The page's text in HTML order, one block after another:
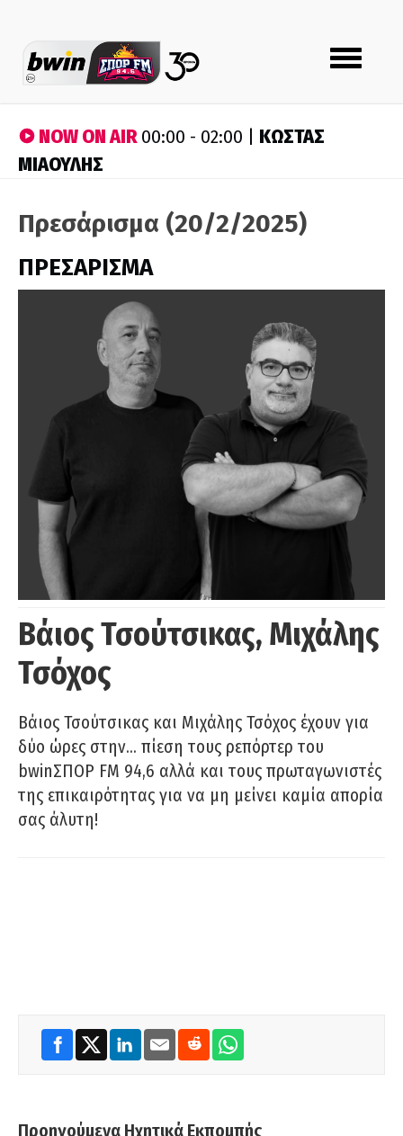
Toggle
navigation
NOW ON AIR00:00 - 02:00 | ΚΩΣΤΑΣ
ΜΙΑΟΥΛΗΣ
Πρεσάρισμα (20/2/2025)
ΠΡΕΣΑΡΙΣΜΑ
Βάιος Τσούτσικας, Μιχάλης
Τσόχος
Βάιος Τσούτσικας και Μιχάλης Τσόχος έχουν για
δύο ώρες στην… πίεση τους ρεπόρτερ του
bwinΣΠΟΡ FM 94,6 αλλά και τους πρωταγωνιστές
της επικαιρότητας για να μη μείνει καμία απορία
σας άλυτη!
Προηγούμενα Ηχητικά Εκπομπής